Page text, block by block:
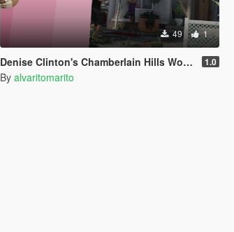
49 1
Denise Clinton's Chamberlain Hills Women's Art Center 1.0
By alvaritomarito